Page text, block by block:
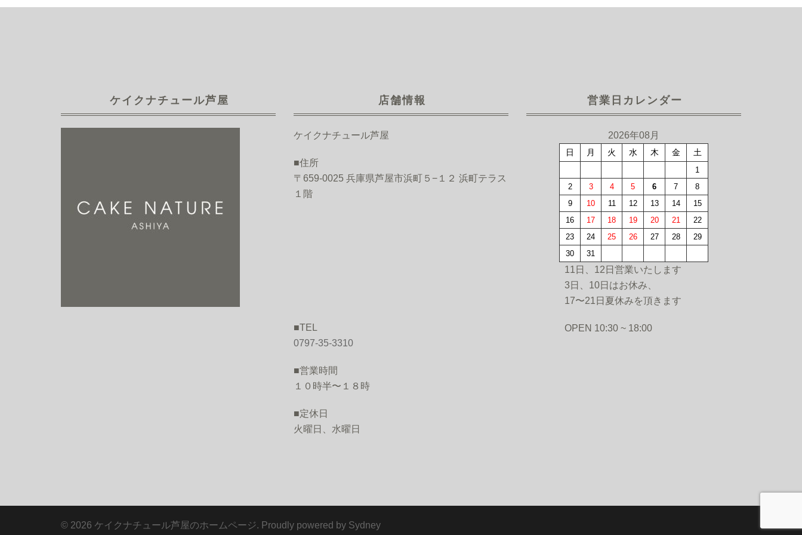
ケイクナチュール芦屋 店舗情報
ケイクナチュール芦屋
■住所
〒659-0025 兵庫県芦屋市浜町５−１２ 浜町テラス
１階
■TEL
0797-35-3310
■営業時間
１０時半〜１８時
■定休日
火曜日、水曜日
営業日カレンダー
2026年08月
日 月 火 水 木 金 土
1
2
3 4 5 6 7
8
9
10 11 12 13 14
15
16
17 18 19 20 21
22
23
24 25 26 27 28
29
30
31
11日、12日営業いたします
3日、10日はお休み、
17〜21日夏休みを頂きます
OPEN 10:30 ~ 18:00
© 2026 ケイクナチュール芦屋のホームページ. Proudly powered by Sydney